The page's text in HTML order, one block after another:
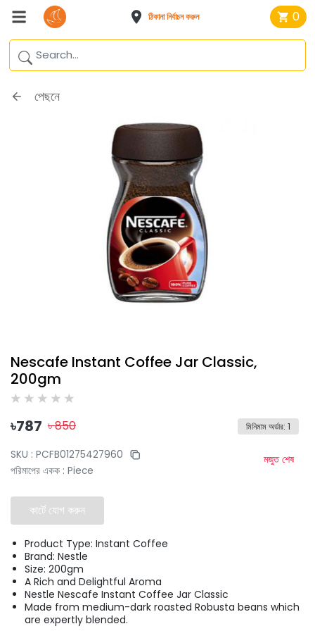
ঠিকানা নির্বাচন করুন 0
পেছনে
Nescafe Instant Coffee Jar Classic,
200gm
৳787 ৳850 মিনিমাম অর্ডার: 1
SKU : PCFB01275427960
পরিমাপের একক : Piece
মজুত শেষ
কার্টে যোগ করুন
Product Type: Instant Coffee
Brand: Nestle
Size: 200gm
A Rich and Delightful Aroma
Nestle Nescafe Instant Coffee Jar Classic
Made from medium-dark roasted Robusta beans which
are expertly blended.